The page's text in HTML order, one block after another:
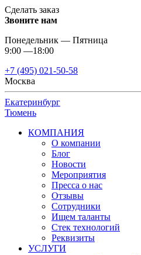
Сделать заказ
Звоните нам
Понедельник — Пятница
9:00 —18:00
+7 (495) 021-50-58
Москва
Екатеринбург
Тюмень
КОМПАНИЯ
О компании
Блог
Новости
Мероприятия
Пресса о нас
Отзывы
Сотрудники
Ищем таланты
Стек технологий
Реквизиты
УСЛУГИ